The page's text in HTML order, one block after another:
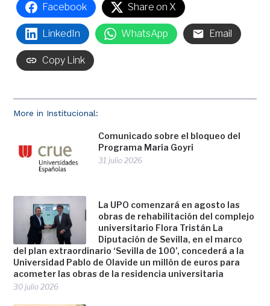
More in Institucional:
Comunicado sobre el bloqueo del
Programa María Goyri
31 julio 2026
La UPO comenzará en agosto las
obras de rehabilitación del complejo
universitario Flora Tristán La
Diputación de Sevilla, en el marco
del plan extraordinario ‘Sevilla de 100’, concederá a la
Universidad Pablo de Olavide un millón de euros para
acometer las obras de la residencia universitaria
30 julio 2026
Facebook Share on X
LinkedIn WhatsApp Email
Copy Link